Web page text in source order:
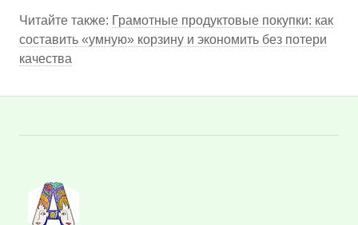
Читайте также: Грамотные продуктовые покупки: как
составить «умную» корзину и экономить без потери
качества